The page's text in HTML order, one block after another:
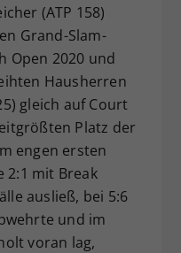
(ATP 158)
Grand-Slam-
Open 2020 und
Hausherren
gleich auf Court
Platz der
engen ersten
2:1 mit Break
ausließ, bei 5:6
und im
voran lag,